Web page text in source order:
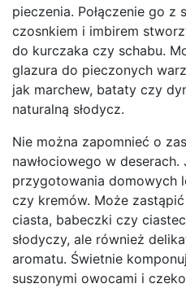
pieczenia. Połączenie go z
czosnkiem i imbirem
do kurczaka czy schabu.
glazura do pieczonych
jak marchew, bataty czy
naturalną słodycz.
Nie można zapomnieć o
nawłociowego w
przygotowania domowych
czy kremów. Może
ciasta, babeczki czy
słodyczy, ale również
aromatu. Świetnie
suszonymi owocami i